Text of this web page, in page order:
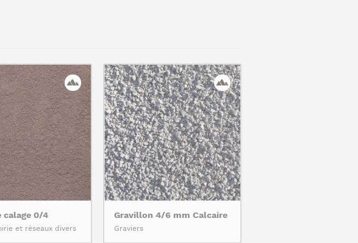
calage 0/4
et réseaux divers
Gravillon 4/6 mm Calcaire
Graviers